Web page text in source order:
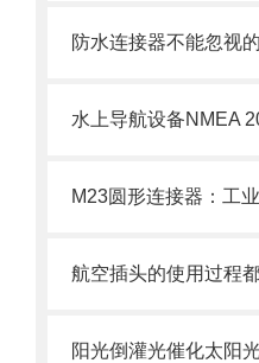
防水连接器不能忽视
水上导航设备NMEA
M23圆形连接器：工
航空插头的使用过程